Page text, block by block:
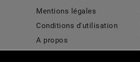
Mentions légales
Conditions d'utilisation
A propos